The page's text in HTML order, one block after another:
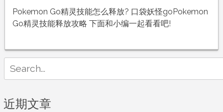
攻
打
馆
如
释
Pokemon Go精灵技能怎么释放? 口袋妖怪goPokemon
Go精灵技能释放攻略 下面和小编一起看看吧!
for:
近期文章